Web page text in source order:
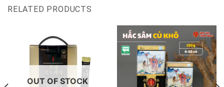
RELATED PRODUCTS
OUT OF STOCK